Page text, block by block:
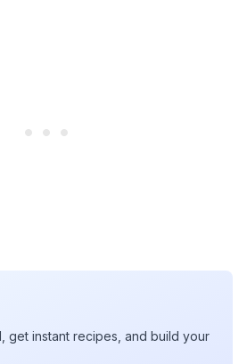
get instant recipes, and build your